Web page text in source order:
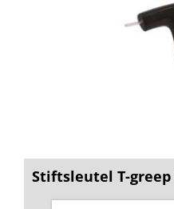
Stiftsleutel T-greep